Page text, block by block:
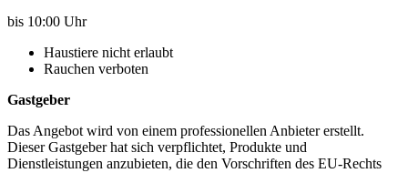
bis 10:00 Uhr
Haustiere nicht erlaubt
Rauchen verboten
Gastgeber
Das Angebot wird von einem professionellen Anbieter erstellt.
Dieser Gastgeber hat sich verpflichtet, Produkte und
Dienstleistungen anzubieten, die den Vorschriften des EU-Rechts